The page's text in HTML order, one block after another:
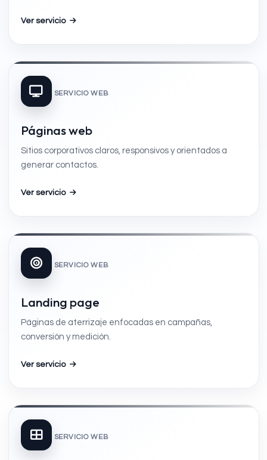
Ver servicio
SERVICIO WEB
Páginas web
Sitios corporativos claros, responsivos y orientados a
generar contactos.
Ver servicio
SERVICIO WEB
Landing page
Páginas de aterrizaje enfocadas en campañas,
conversión y medición.
Ver servicio
SERVICIO WEB